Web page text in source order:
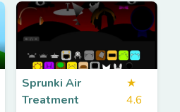
Sprunki Air
Treatment
★
4.6